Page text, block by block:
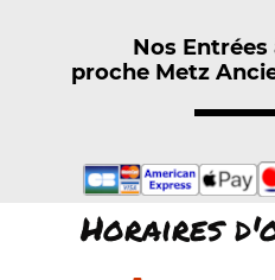
Nos
proche Metz
Horaires